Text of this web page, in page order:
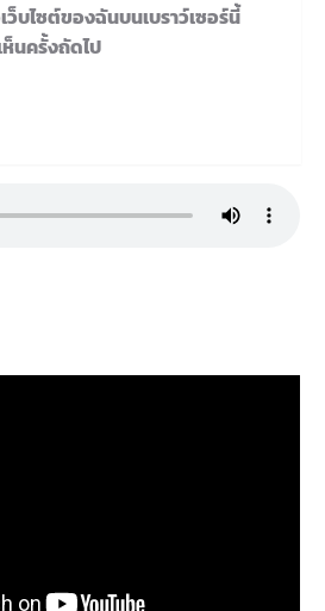
บไซต์ของฉันบนเบราว์เซอร์นี้
นครั้งถัดไป